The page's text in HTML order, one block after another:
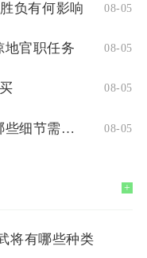
负有何影响 08-05
地官职任务 08-05
08-05
全民奇迹五转装备选择有哪些细节需要注意 08-05
+
将有哪些种类